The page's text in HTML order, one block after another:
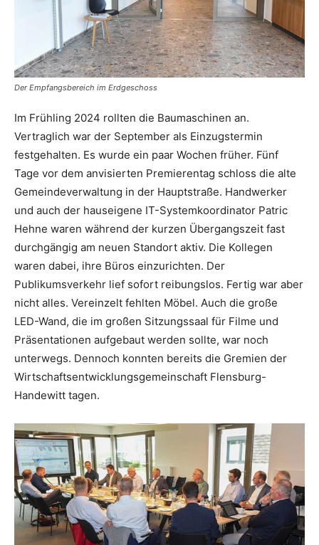
Der Empfangsbereich im Erdgeschoss
Im Frühling 2024 rollten die Baumaschinen an.
Vertraglich war der September als Einzugstermin
festgehalten. Es wurde ein paar Wochen früher. Fünf
Tage vor dem anvisierten Premierentag schloss die alte
Gemeindeverwaltung in der Hauptstraße. Handwerker
und auch der hauseigene IT-Systemkoordinator Patric
Hehne waren während der kurzen Übergangszeit fast
durchgängig am neuen Standort aktiv. Die Kollegen
waren dabei, ihre Büros einzurichten. Der
Publikumsverkehr lief sofort reibungslos. Fertig war aber
nicht alles. Vereinzelt fehlten Möbel. Auch die große
LED-Wand, die im großen Sitzungssaal für Filme und
Präsentationen aufgebaut werden sollte, war noch
unterwegs. Dennoch konnten bereits die Gremien der
Wirtschaftsentwicklungsgemeinschaft Flensburg-
Handewitt tagen.